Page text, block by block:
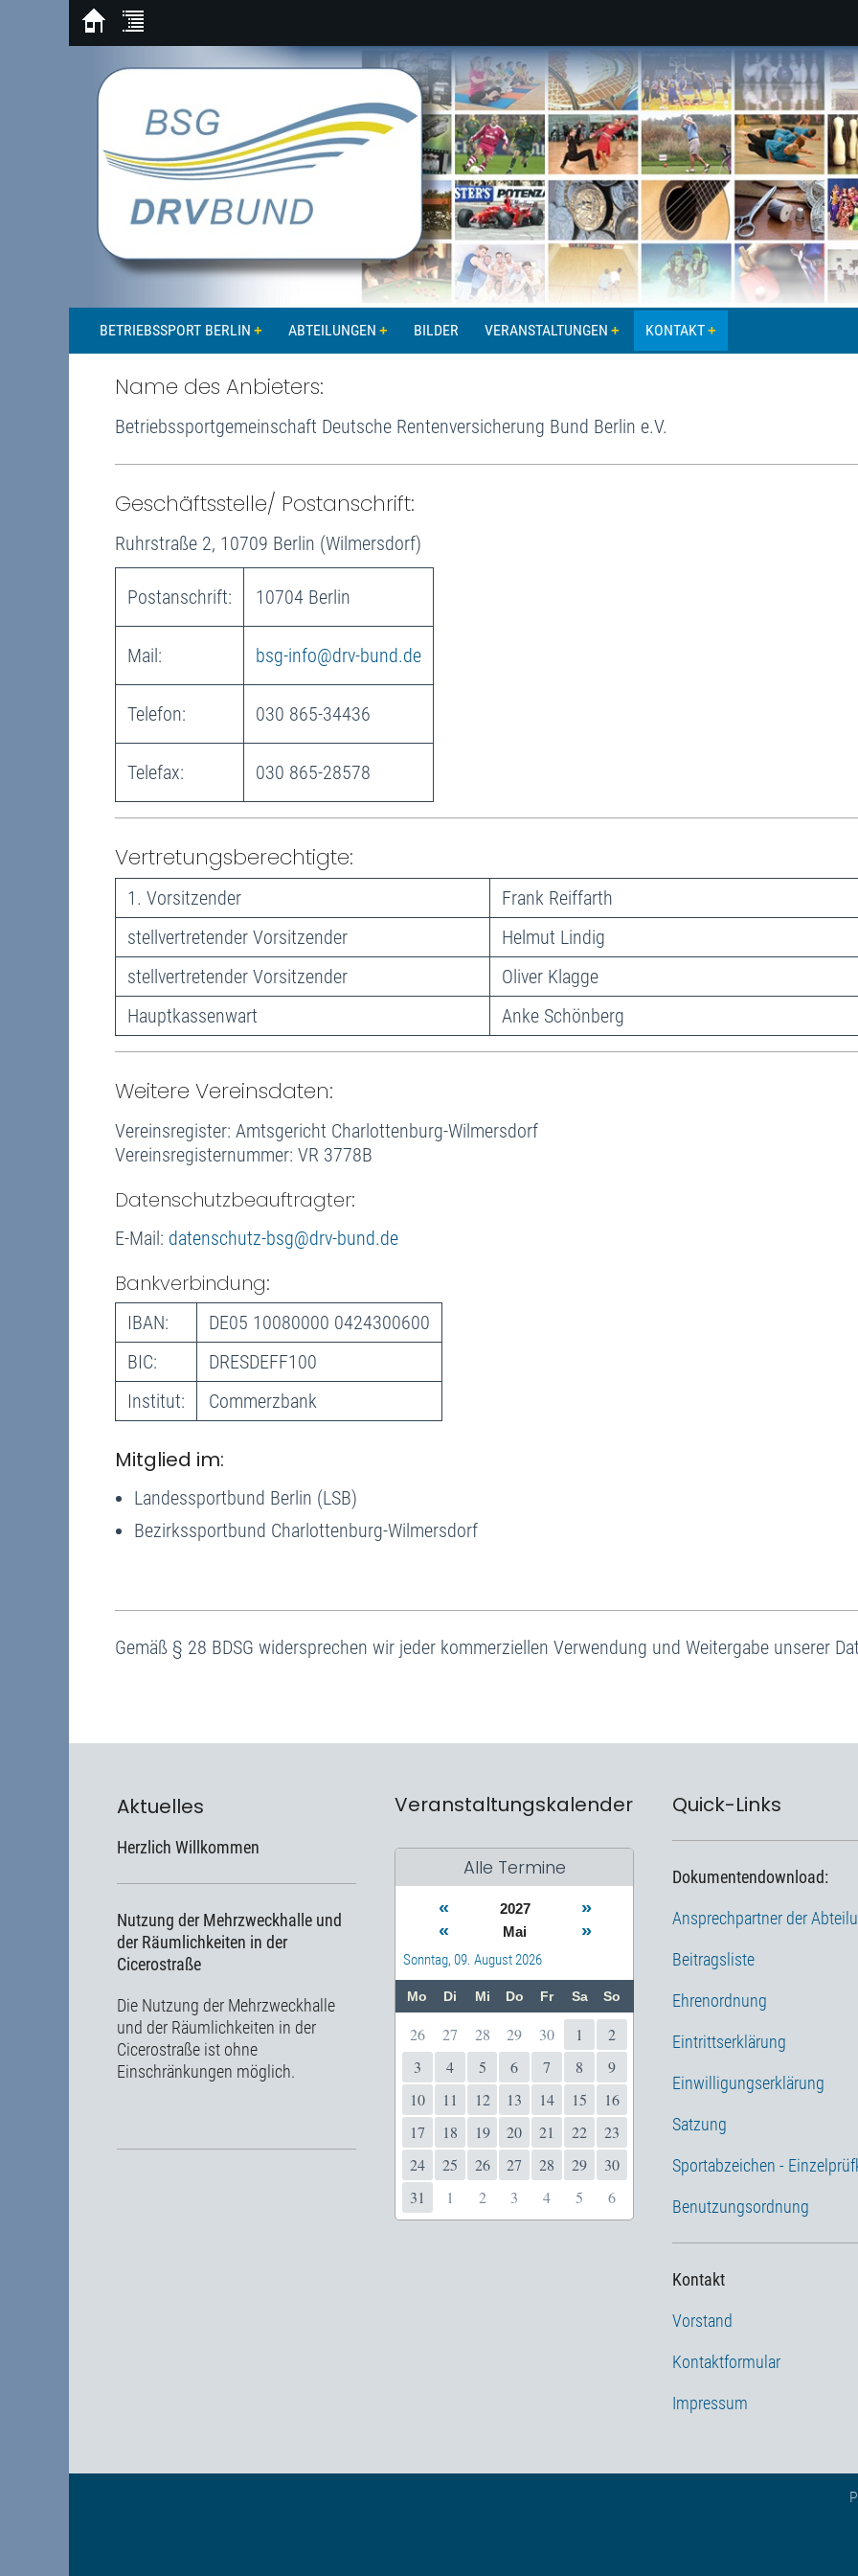
BETRIEBSSPORT BERLIN ABTEILUNGEN BILDER VERANSTALTUNGEN KONTAKT
Name des Anbieters:
Betriebssportgemeinschaft Deutsche Rentenversicherung Bund Berlin e.V.
Geschäftsstelle/ Postanschrift:
Ruhrstraße 2, 10709 Berlin (Wilmersdorf)
Postanschrift: 10704 Berlin
Mail: bsg-info@drv-bund.de
Telefon: 030 865-34436
Telefax: 030 865-28578
Vertretungsberechtigte:
1. Vorsitzender
Frank Reiffarth
stellvertretender Vorsitzender
Helmut Lindig
stellvertretender Vorsitzender
Oliver Klagge
Hauptkassenwart
Anke Schönberg
Weitere Vereinsdaten:
Vereinsregister: Amtsgericht Charlottenburg-Wilmersdorf
Vereinsregisternummer: VR 3778B
Datenschutzbeauftragter:
E-Mail: datenschutz-bsg@drv-bund.de
Bankverbindung:
IBAN:
DE05 10080000 0424300600
BIC:
DRESDEFF100
Institut:
Commerzbank
Mitglied im:
Landessportbund Berlin (LSB)
Bezirkssportbund Charlottenburg-Wilmersdorf
Gemäß § 28 BDSG widersprechen wir jeder kommerziellen Verwendung und Weitergabe unserer
Aktuelles
Herzlich Willkommen
Nutzung der Mehrzweckhalle und
der Räumlichkeiten in der
Cicerostraße
Die Nutzung der Mehrzweckhalle
und der Räumlichkeiten in der
Cicerostraße ist ohne
Einschränkungen möglich.
Veranstaltungskalender
Alle Termine
« 2027
»
«
Mai »
Sonntag, 09. August 2026
Mo Di Mi Do Fr Sa So
26 27 28 29 30 1
2
3
4 5 6 7 8
9
10
11 12 13 14 15
16
17
18 19 20 21 22
23
24
25 26 27 28 29
30
31
1 2 3 4 5 6
Quick-Links
Dokumentendownload:
Ansprechpartner der
Beitragsliste
Ehrenordnung
Eintrittserklärung
Einwilligungserklärung
Satzung
Sportabzeichen -
Benutzungsordnung
Kontakt
Vorstand
Kontaktformular
Impressum